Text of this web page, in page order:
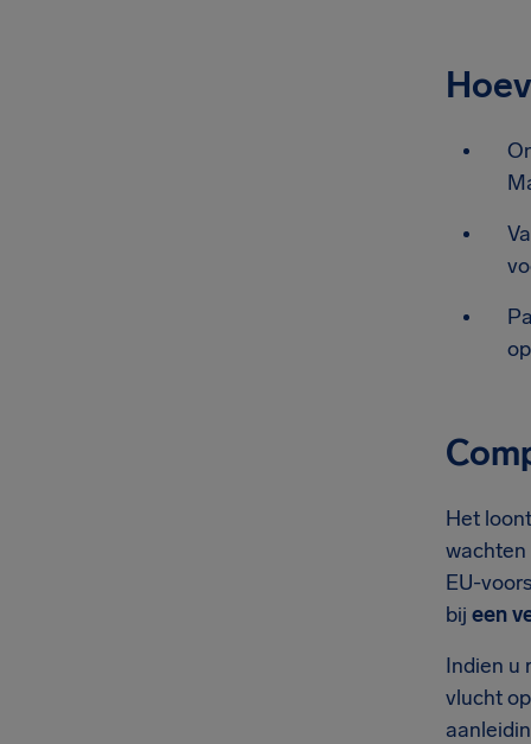
Het
wachten
EU-
bij een
Indien u
vlucht